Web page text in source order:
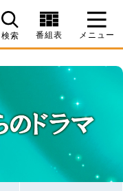
検索 番組表 メニュー